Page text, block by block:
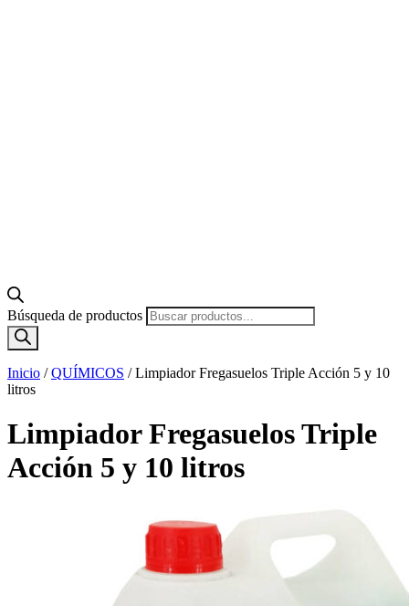
Búsqueda de productos
Inicio /QUÍMICOS /Limpiador Fregasuelos Triple Acción 5 y 10
litros
Limpiador Fregasuelos Triple
Acción 5 y 10 litros